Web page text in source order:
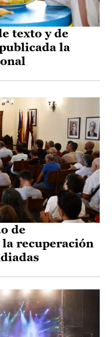
texto y de
la
de
recuperación